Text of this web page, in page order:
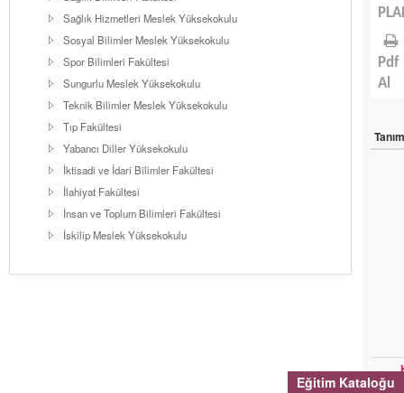
Eğitim Kataloğu
Sağlık Hizmetleri Meslek Yüksekokulu
Sosyal Bilimler Meslek Yüksekokulu
Spor Bilimleri Fakültesi
Sungurlu Meslek Yüksekokulu
Teknik Bilimler Meslek Yüksekokulu
Tıp Fakültesi
Yabancı Diller Yüksekokulu
İktisadi ve İdari Bilimler Fakültesi
İlahiyat Fakültesi
İnsan ve Toplum Bilimleri Fakültesi
İskilip Meslek Yüksekokulu
Pdf
Al
Tanım